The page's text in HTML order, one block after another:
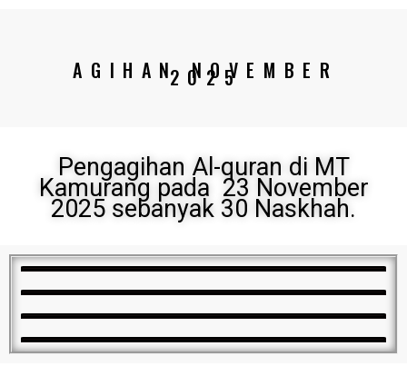
AGIHAN NOVEMBER
2025
Pengagihan Al-quran di MT
Kamurang pada 23 November
2025 sebanyak 30 Naskhah.